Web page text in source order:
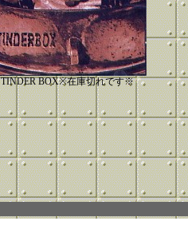
TINDER BOX※在庫切れです※